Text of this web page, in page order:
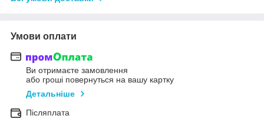
Умови оплати
Ви отримаєте замовлення
або гроші повернуться на вашу картку
Детальніше
Післяплата